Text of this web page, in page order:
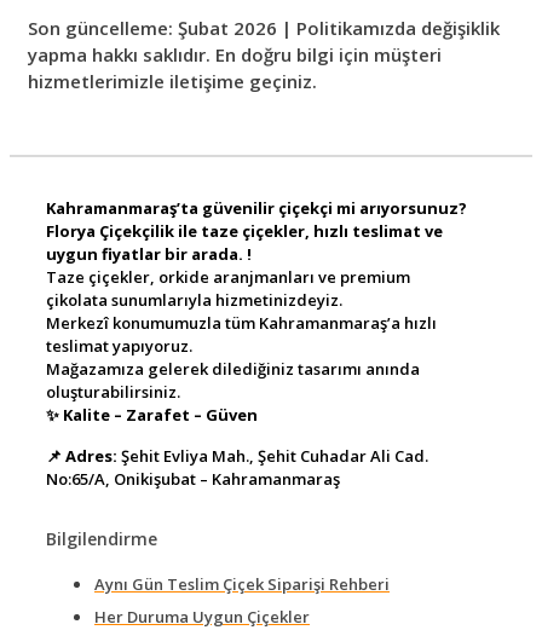
Son güncelleme: Şubat 2026 | Politikamızda değişiklik
yapma hakkı saklıdır. En doğru bilgi için müşteri
hizmetlerimizle iletişime geçiniz.
Kahramanmaraş’ta güvenilir çiçekçi mi arıyorsunuz?
Florya Çiçekçilik ile taze çiçekler, hızlı teslimat ve
uygun fiyatlar bir arada. !
Taze çiçekler, orkide aranjmanları ve premium
çikolata sunumlarıyla hizmetinizdeyiz.
Merkezî konumumuzla tüm Kahramanmaraş’a hızlı
teslimat yapıyoruz.
Mağazamıza gelerek dilediğiniz tasarımı anında
oluşturabilirsiniz.
✨ Kalite – Zarafet – Güven
📌 Adres: Şehit Evliya Mah., Şehit Cuhadar Ali Cad.
No:65/A, Onikişubat – Kahramanmaraş
Bilgilendirme
Aynı Gün Teslim Çiçek Siparişi Rehberi
Her Duruma Uygun Çiçekler